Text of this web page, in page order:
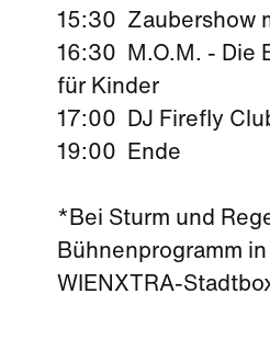
15:30 Zaubershow
16:30 M.O.M. - Die
für Kinder
17:00 DJ Firefly
19:00 Ende
*Bei Sturm und
Bühnenprogramm
WIENXTRA-